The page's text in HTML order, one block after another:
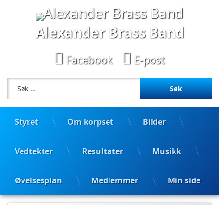
Alexander Brass Band
Facebook E-post
Søk etter:
Styret Om korpset Bilder
Vedtekter Resultater Musikk
Øvelsesplan Medlemmer Min side